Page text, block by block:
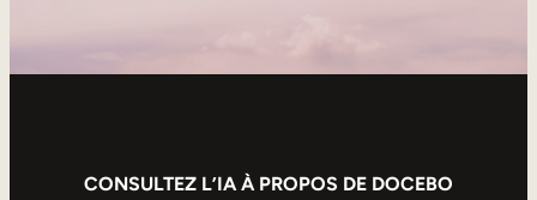
CONSULTEZ L’IA À PROPOS DE DOCEBO